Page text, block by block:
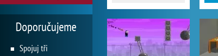
Doporučujeme
Spojuj tři